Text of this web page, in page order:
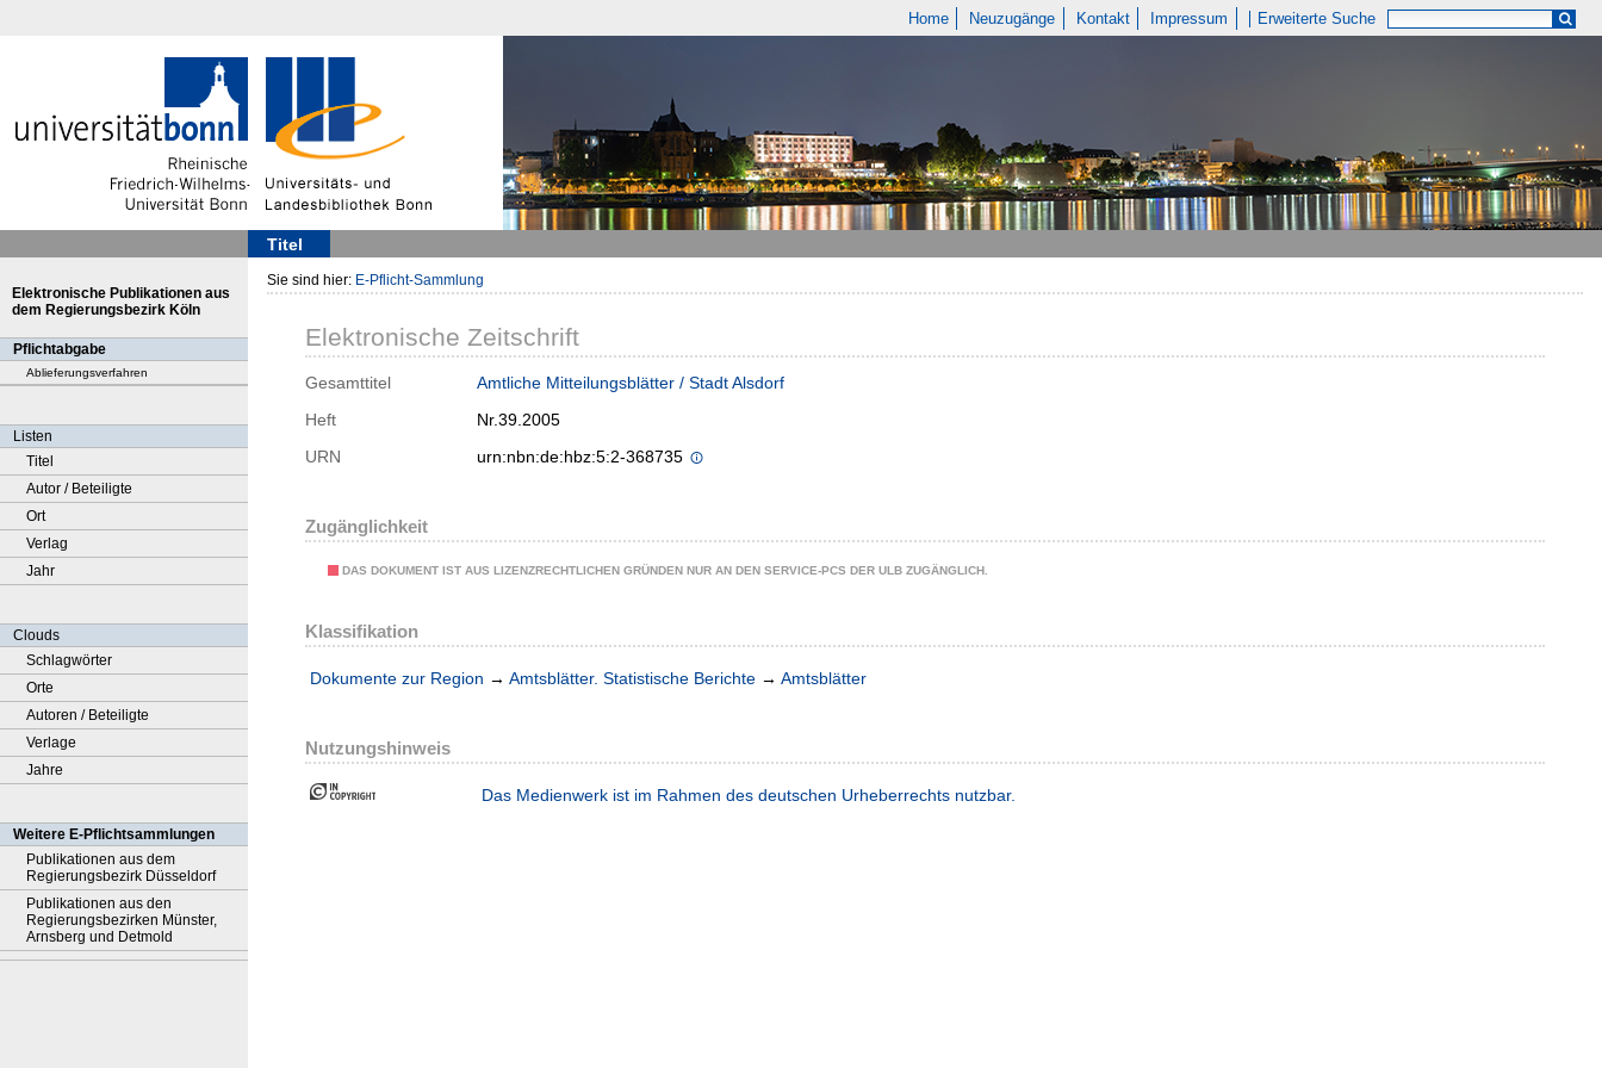
Home Neuzugänge Kontakt Impressum Erweiterte Suche
Titel
Elektronische Publikationen aus
dem Regierungsbezirk Köln
Pflichtabgabe
Ablieferungsverfahren
Listen
Titel
Autor / Beteiligte
Ort
Verlag
Jahr
Clouds
Schlagwörter
Orte
Autoren / Beteiligte
Verlage
Jahre
Weitere E-Pflichtsammlungen
Publikationen aus dem
Regierungsbezirk Düsseldorf
Publikationen aus den
Regierungsbezirken Münster,
Arnsberg und Detmold
Sie sind hier: E-Pflicht-Sammlung
Elektronische Zeitschrift
Gesamttitel
Amtliche Mitteilungsblätter / Stadt Alsdorf
Heft
Nr.39.2005
URN
urn:nbn:de:hbz:5:2-368735
Zugänglichkeit
DAS DOKUMENT IST AUS LIZENZRECHTLICHEN GRÜNDEN NUR AN DEN SERVICE-PCS DER ULB ZUGÄNGLICH.
Klassifikation
Dokumente zur Region → Amtsblätter. Statistische Berichte → Amtsblätter
Nutzungshinweis
Das Medienwerk ist im Rahmen des deutschen Urheberrechts nutzbar.